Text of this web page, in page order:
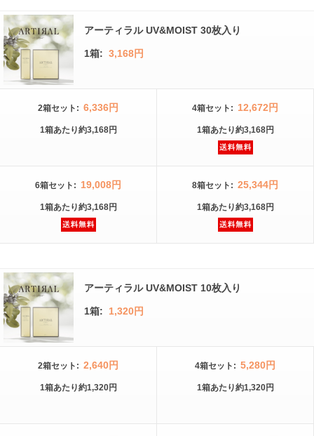
アーティラル UV&MOIST 30枚入り
1箱: 3,168円
2箱セット : 6,336円
1箱あたり約3,168円
4箱セット : 12,672円
1箱あたり約3,168円
6箱セット : 19,008円
1箱あたり約3,168円
8箱セット : 25,344円
1箱あたり約3,168円
アーティラル UV&MOIST 10枚入り
1箱: 1,320円
2箱セット : 2,640円
1箱あたり約1,320円
4箱セット : 5,280円
1箱あたり約1,320円